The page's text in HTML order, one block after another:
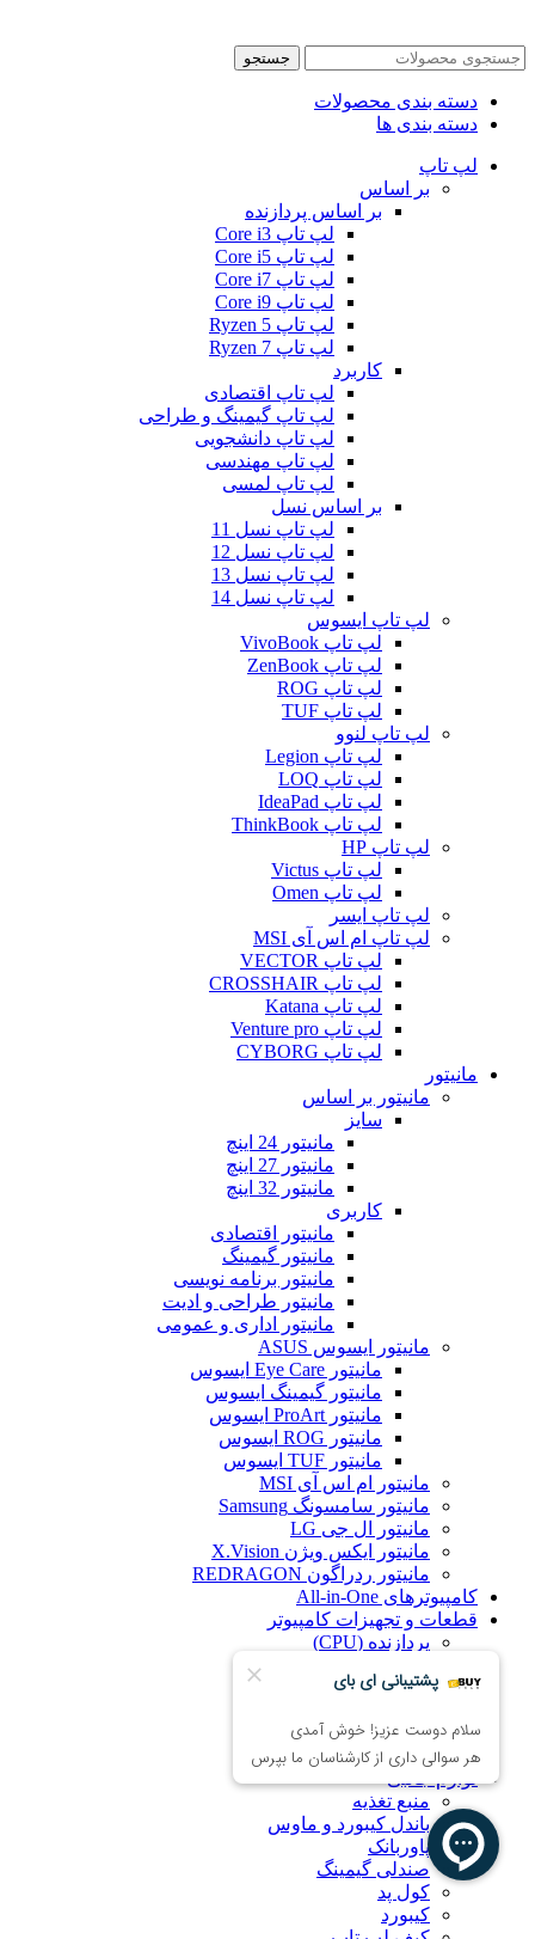
جستجو
دسته بندی محصولات
دسته بندی ها
لپ تاپ
بر اساس
بر اساس پردازنده
لپ تاپ Core i3
لپ تاپ Core i5
لپ تاپ Core i7
لپ تاپ Core i9
لپ تاپ Ryzen 5
لپ تاپ Ryzen 7
کاربرد
لپ تاپ اقتصادی
لپ تاپ گیمینگ و طراحی
لپ تاپ دانشجویی
لپ تاپ مهندسی
لپ تاپ لمسی
بر اساس نسل
لپ تاپ نسل 11
لپ تاپ نسل 12
لپ تاپ نسل 13
لپ تاپ نسل 14
لپ تاپ ایسوس
لپ تاپ VivoBook
لپ تاپ ZenBook
لپ تاپ ROG
لپ تاپ TUF
لپ تاپ لنوو
لپ تاپ Legion
لپ تاپ LOQ
لپ تاپ IdeaPad
لپ تاپ ThinkBook
لپ تاپ HP
لپ تاپ Victus
لپ تاپ Omen
لپ تاپ ایسر
لپ تاپ ام اس آی MSI
لپ تاپ VECTOR
لپ تاپ CROSSHAIR
لپ تاپ Katana
لپ تاپ Venture pro
لپ تاپ CYBORG
مانیتور
مانیتور بر اساس
سایز
مانیتور 24 اینچ
مانیتور 27 اینچ
مانیتور 32 اینچ
کاربری
مانیتور اقتصادی
مانیتور گیمینگ
مانیتور برنامه نویسی
مانیتور طراحی و ادیت
مانیتور اداری و عمومی
مانیتور ایسوس ASUS
مانیتور Eye Care ایسوس
مانیتور گیمینگ ایسوس
مانیتور ProArt ایسوس
مانیتور ROG ایسوس
مانیتور TUF ایسوس
مانیتور ام اس آی MSI
مانیتور سامسونگ Samsung
مانیتور ال جی LG
مانیتور ایکس ویژن X.Vision
مانیتور ردراگون REDRAGON
کامپیوترهای All-in-One
قطعات و تجهیزات کامپیوتر
پردازنده (CPU)
کارت گرافیک
کیس کامپیوتر
مادربرد
منبع تغذیه
باندل کیبورد و ماوس
پاوربانک
صندلی گیمینگ
کول پد
کیبورد